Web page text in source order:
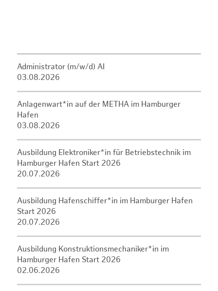
Administrator (m/w/d) AI
03.08.2026
Anlagenwart*in auf der METHA im Hamburger
Hafen
03.08.2026
Ausbildung Elektroniker*in für Betriebstechnik im
Hamburger Hafen Start 2026
20.07.2026
Ausbildung Hafenschiffer*in im Hamburger Hafen
Start 2026
20.07.2026
Ausbildung Konstruktionsmechaniker*in im
Hamburger Hafen Start 2026
02.06.2026